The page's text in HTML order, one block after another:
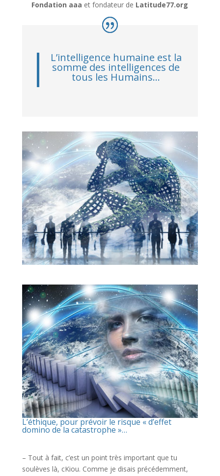
Fondation aaa et fondateur de Latitude77.org
L’intelligence humaine est la
somme des intelligences de
tous les Humains…
L’éthique, pour prévoir le risque « d’effet
domino de la catastrophe »…
– Tout à fait, c’est un point très important que tu
soulèves là, cKiou. Comme je disais précédemment,